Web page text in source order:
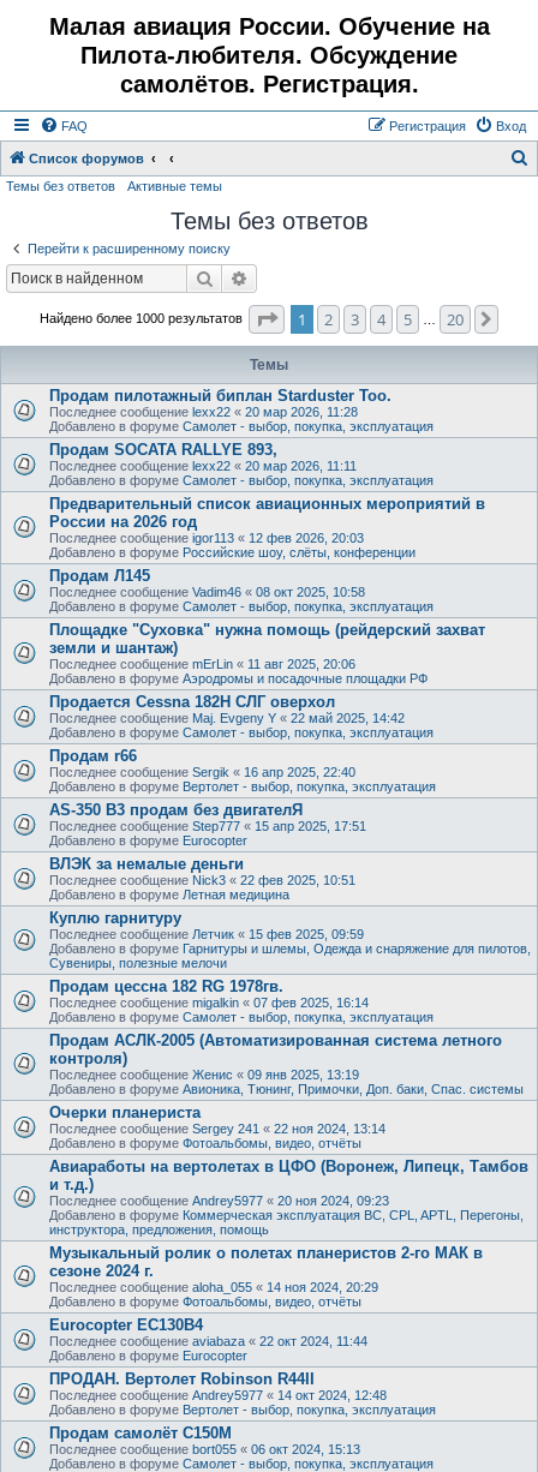
Малая авиация России. Обучение на
Пилота-любителя. Обсуждение
самолётов. Регистрация.
FAQ Вход
Регистрация
Список форумов
Темы без ответов Активные темы
Темы без ответов
Перейти к расширенному поиску
Поиск
Найдено более 1000 результатов Страница1 из
1 2 3 4 5 20
Темы
Продам пилотажный биплан Starduster Too.
Последнее сообщение lexx22 « 20 мар 2026, 11:28
Добавлено в форуме Самолет - выбор, покупка, эксплуатация
Продам SOCATA RALLYE 893,
Последнее сообщение lexx22 « 20 мар 2026, 11:11
Добавлено в форуме Самолет - выбор, покупка, эксплуатация
Предварительный список авиационных мероприятий в
России на 2026 год
Последнее сообщение igor113 « 12 фев 2026, 20:03
Добавлено в форуме Российские шоу, слёты, конференции
Продам Л145
Последнее сообщение Vadim46 « 08 окт 2025, 10:58
Добавлено в форуме Самолет - выбор, покупка, эксплуатация
Площадке "Суховка" нужна помощь (рейдерский захват
земли и шантаж)
Последнее сообщение mErLin « 11 авг 2025, 20:06
Добавлено в форуме Аэродромы и посадочные площадки РФ
Продается Cessna 182H СЛГ оверхол
Последнее сообщение Maj. Evgeny Y « 22 май 2025, 14:42
Добавлено в форуме Самолет - выбор, покупка, эксплуатация
Продам r66
Последнее сообщение Sergik « 16 апр 2025, 22:40
Добавлено в форуме Вертолет - выбор, покупка, эксплуатация
AS-350 B3 продам без двигателЯ
Последнее сообщение Step777 « 15 апр 2025, 17:51
Добавлено в форуме Eurocopter
ВЛЭК за немалые деньги
Последнее сообщение Nick3 « 22 фев 2025, 10:51
Добавлено в форуме Летная медицина
Куплю гарнитуру
Последнее сообщение Летчик « 15 фев 2025, 09:59
Добавлено в форуме Гарнитуры и шлемы, Одежда и снаряжение для пилотов,
Сувениры, полезные мелочи
Продам цессна 182 RG 1978гв.
Последнее сообщение migalkin « 07 фев 2025, 16:14
Добавлено в форуме Самолет - выбор, покупка, эксплуатация
Продам АСЛК-2005 (Автоматизированная система летного
контроля)
Последнее сообщение Женис « 09 янв 2025, 13:19
Добавлено в форуме Авионика, Тюнинг, Примочки, Доп. баки, Спас. системы
Очерки планериста
Последнее сообщение Sergey 241 « 22 ноя 2024, 13:14
Добавлено в форуме Фотоальбомы, видео, отчёты
Авиаработы на вертолетах в ЦФО (Воронеж, Липецк, Тамбов
и т.д.)
Последнее сообщение Andrey5977 « 20 ноя 2024, 09:23
Добавлено в форуме Коммерческая эксплуатация ВС, CPL, APTL, Перегоны,
инструктора, предложения, помощь
Музыкальный ролик о полетах планеристов 2-го МАК в
сезоне 2024 г.
Последнее сообщение aloha_055 « 14 ноя 2024, 20:29
Добавлено в форуме Фотоальбомы, видео, отчёты
Eurocopter EC130B4
Последнее сообщение aviabaza « 22 окт 2024, 11:44
Добавлено в форуме Eurocopter
ПРОДАН. Вертолет Robinson R44II
Последнее сообщение Andrey5977 « 14 окт 2024, 12:48
Добавлено в форуме Вертолет - выбор, покупка, эксплуатация
Продам самолёт С150М
Последнее сообщение bort055 « 06 окт 2024, 15:13
Добавлено в форуме Самолет - выбор, покупка, эксплуатация